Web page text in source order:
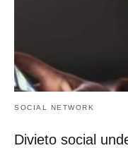
SOCIAL NETWORK
Divieto social